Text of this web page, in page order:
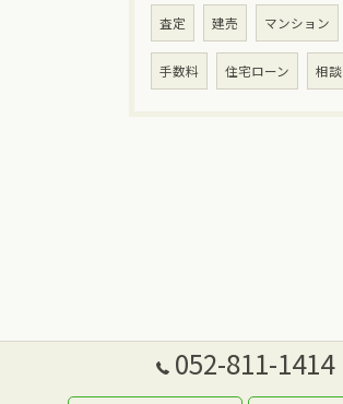
査定 建売 マンション
手数料 住宅ローン 相談
052-811-1414